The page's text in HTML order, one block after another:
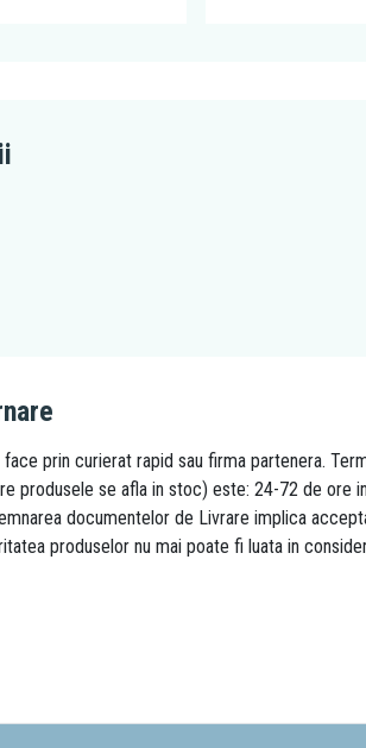
prin curierat rapid sau firma partenera.
produsele se afla in stoc) este: 24-72 de
documentelor de Livrare implica
produselor nu mai poate fi luata in